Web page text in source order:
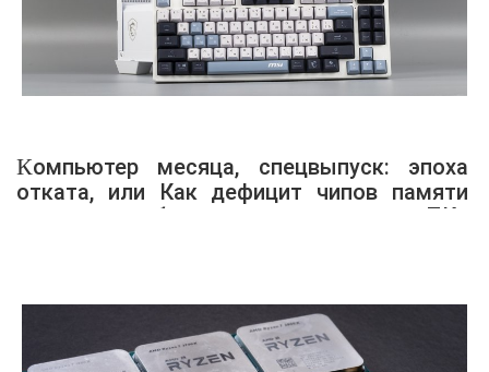
Компьютер месяца, спецвыпуск: эпоха
отката, или Как дефицит чипов памяти
влияет на выбор железа для игрового ПК